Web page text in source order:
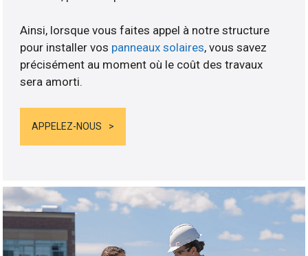
Ainsi, lorsque vous faites appel à notre structure
pour installer vos panneaux solaires, vous savez
précisément au moment où le coût des travaux
sera amorti.
APPELEZ-NOUS